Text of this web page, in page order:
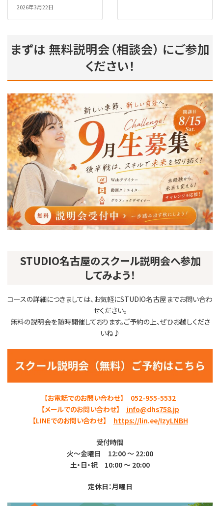
2026年3月22日
まずは 無料説明会（相談会） にご参加
ください！
STUDIO名古屋のスクール説明会へ参加
してみよう！
コースの詳細につきましては、お気軽にSTUDIO名古屋までお問い合わ
せください。
無料の説明会を随時開催しております。ご予約の上、ぜひお越しくださ
いね♪
【お電話でのお問い合わせ】 052-955-5532
【メールでのお問い合わせ】 info@dhs758.jp
【LINEでのお問い合わせ】 https://lin.ee/IzyLNBH
受付時間
火～金曜日 12:00 ～ 22:00
土・日・祝 10:00 ～ 20:00
定休日：月曜日